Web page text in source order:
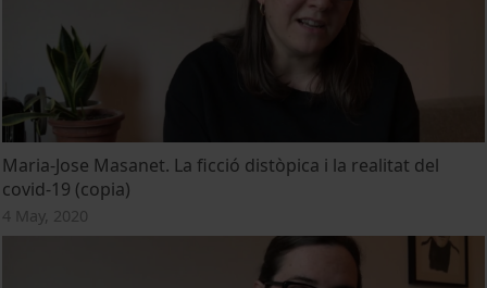
Maria-Jose Masanet. La ficció distòpica i la realitat del
covid-19 (copia)
4 May, 2020